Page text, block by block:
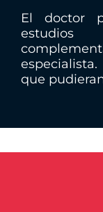
El doctor
que